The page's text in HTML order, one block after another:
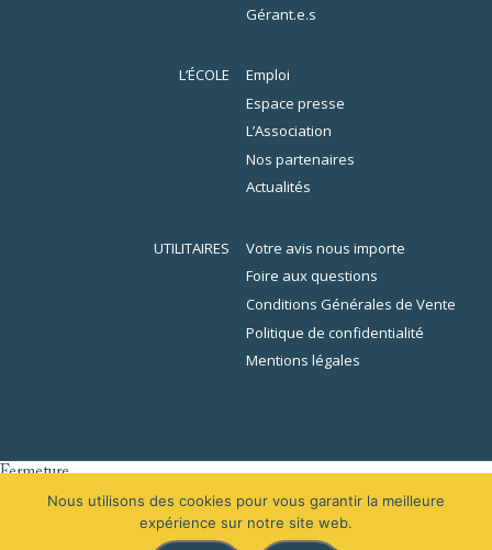
Gérant.e.s
L’ÉCOLE
Emploi
Espace presse
L’Association
Nos partenaires
Actualités
UTILITAIRES
Votre avis nous importe
Foire aux questions
Conditions Générales de Vente
Politique de confidentialité
Mentions légales
Fermeture
L’École de la Librairie sera fermée du 1 au 16 août 2026 inclus. En
raison des congés, votre demande de devis sera traitée à partir du 31
Nous utilisons des cookies pour vous garantir la meilleure
expérience sur notre site web.